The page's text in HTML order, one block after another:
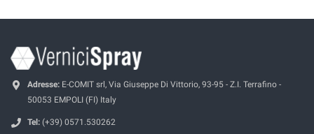
Adresse: E-COMIT srl, Via Giuseppe Di Vittorio, 93-95 - Z.I. Terrafino -
50053 EMPOLI (FI) Italy
Tel: (+39) 0571.530262